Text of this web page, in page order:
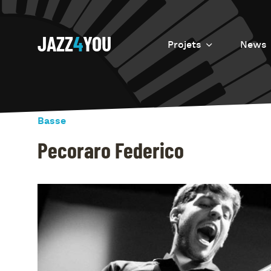
JAZZ4YOU Projets
Introduction
Resurrection
News
Basse
Pecoraro Federico